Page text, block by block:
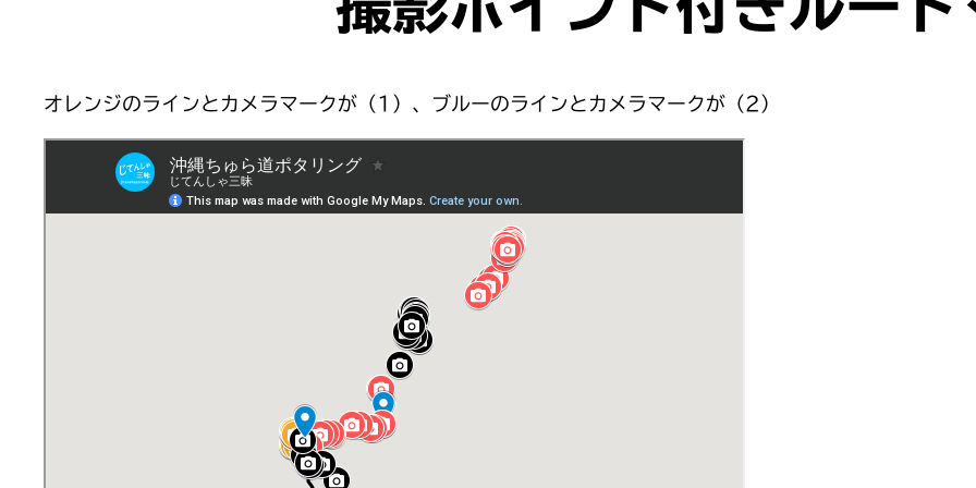
オレンジのラインとカメラマークが（1）、ブルーのラインとカメラマークが（2）